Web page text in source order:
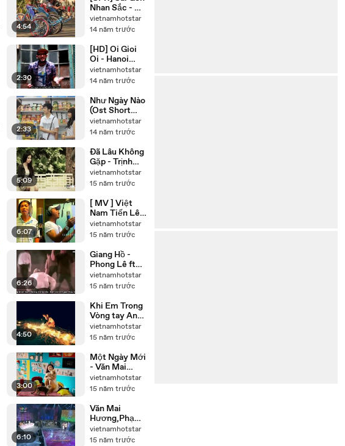
4:54
Nhan Sắc - NT
band ft Masta
B
vietnamhotstar
14 năm trước
2:30
[HD] Oi Gioi
Oi - Hanoi
Sessions
Featuring EP
vietnamhotstar
14 năm trước
2:33
Như Ngày Nào
(Ost Short
film Chị Ơi
Anh Yêu Em)
vietnamhotstar
14 năm trước
5:09
Đã Lâu Không
Gặp - Trịnh
Thăng Bình
vietnamhotstar
15 năm trước
6:07
[ MV ] Việt
Nam Tiến Lên
- 80 Nghệ Sĩ
vietnamhotstar
15 năm trước
6:26
Giang Hồ -
Phong Lê ft
Don Nguyễn
vietnamhotstar
15 năm trước
4:50
Khi Em Trong
Vòng tay Anh
- Quỳnh Nga
vietnamhotstar
15 năm trước
3:00
Một Ngày Mới
- Văn Mai
Hương
vietnamhotstar
15 năm trước
6:10
Văn Mai
Hương,Phạm
Văn
Mách[Cặp Đôi
vietnamhotstar
15 năm trước